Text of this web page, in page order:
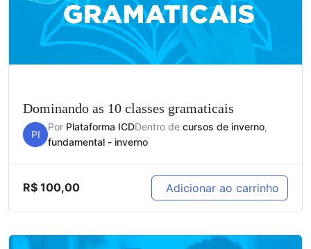
Dominando as 10 classes gramaticais
PI
Por Plataforma ICDDentro de cursos de inverno,
fundamental - inverno
R$ 100,00 Adicionar ao carrinho